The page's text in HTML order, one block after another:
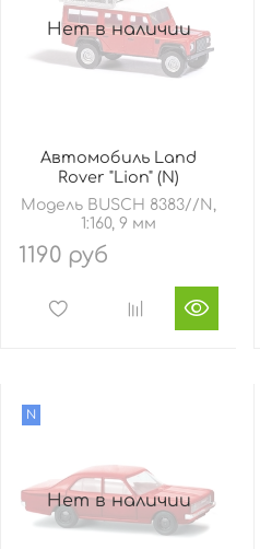
Нет в наличии
Автомобиль Land
Rover "Lion" (N)
Модель BUSCH 8383//N,
1:160, 9 мм
1190 руб
Нет в наличии
N